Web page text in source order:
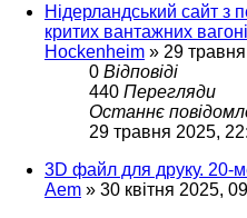
Нідерландський сайт з
критих вантажних
Hockenheim » 29
0 Відповіді
440 Перегляди
Останнє
29 травня 2025,
3D файл для друку. 20-
Aem » 30 квітня 2025,